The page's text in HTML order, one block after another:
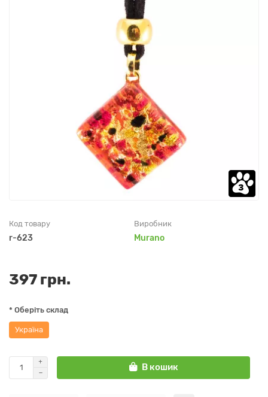
Код товару
r-623
Виробник
Murano
397 грн.
* Оберіть склад
Україна
В кошик